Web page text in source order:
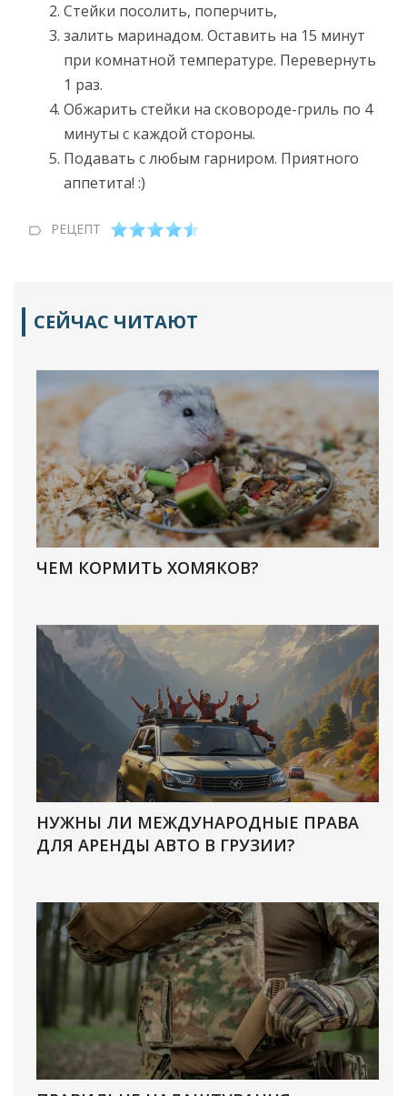
Стейки посолить, поперчить,
залить маринадом. Оставить на 15 минут
при комнатной температуре. Перевернуть
1 раз.
Обжарить стейки на сковороде-гриль по 4
минуты с каждой стороны.
Подавать с любым гарниром. Приятного
аппетита! :)
РЕЦЕПТ
СЕЙЧАС ЧИТАЮТ
ЧЕМ КОРМИТЬ ХОМЯКОВ?
НУЖНЫ ЛИ МЕЖДУНАРОДНЫЕ ПРАВА
ДЛЯ АРЕНДЫ АВТО В ГРУЗИИ?